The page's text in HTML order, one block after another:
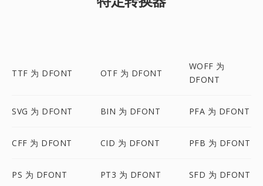
TTF 为 DFONT OTF 为 DFONT
WOFF 为
DFONT
SVG 为 DFONT BIN 为 DFONT PFA 为 DFONT
CFF 为 DFONT CID 为 DFONT PFB 为 DFONT
PS 为 DFONT PT3 为 DFONT SFD 为 DFONT